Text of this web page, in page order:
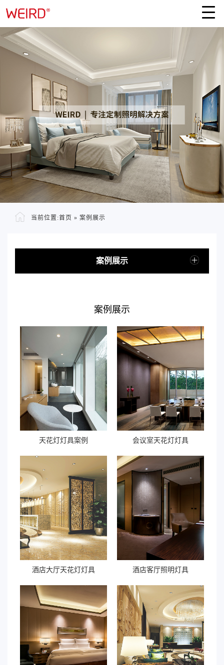
当前位置:首页 » 案例展示
案例展示
案例展示
天花灯灯具案例 会议室天花灯灯具
酒店大厅天花灯灯具 酒店客厅照明灯具